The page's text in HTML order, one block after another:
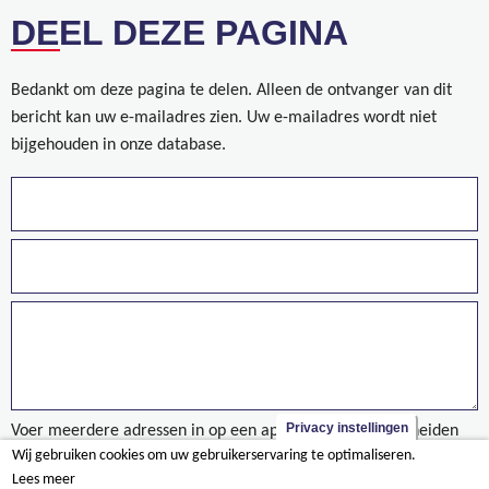
DEEL DEZE PAGINA
Bedankt om deze pagina te delen. Alleen de ontvanger van dit
bericht kan uw e-mailadres zien. Uw e-mailadres wordt niet
bijgehouden in onze database.
Voer meerdere adressen in op een aparte regels of gescheiden
door een komma.
Privacy instellingen
Wij gebruiken cookies om uw gebruikerservaring te optimaliseren.
Lees meer